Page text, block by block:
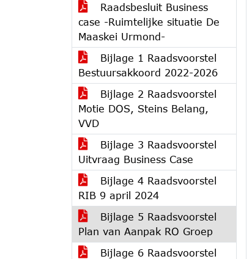
Raadsbesluit Business
case -Ruimtelijke situatie De
Maaskei Urmond-
Bijlage 1 Raadsvoorstel
Bestuursakkoord 2022-2026
Bijlage 2 Raadsvoorstel
Motie DOS, Steins Belang,
VVD
Bijlage 3 Raadsvoorstel
Uitvraag Business Case
Bijlage 4 Raadsvoorstel
RIB 9 april 2024
Bijlage 5 Raadsvoorstel
Plan van Aanpak RO Groep
Bijlage 6 Raadsvoorstel